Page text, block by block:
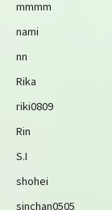
mmmm
nami
nn
Rika
riki0809
Rin
S.I
shohei
sinchan0505